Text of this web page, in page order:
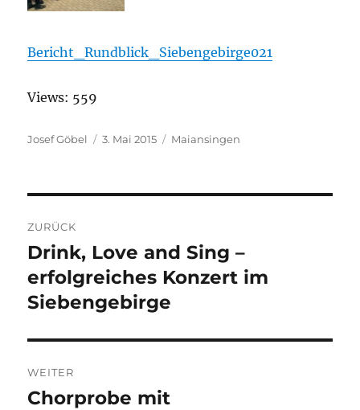
Bericht_Rundblick_Siebengebirge021
Views: 559
Autor
Josef Göbel
Veröffentlicht
3. Mai 2015 Kategorien
Maiansingen
ZURÜCK
Vorheriger
Beitrag:
Drink, Love and Sing –
erfolgreiches Konzert im
Siebengebirge
WEITER
Nächster
Chorprobe mit